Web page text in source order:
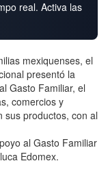
real. Activa las
mexiquenses, el
presentó la
Gasto Familiar, el
comercios y
sus productos, con al
al Gasto Familiar
Edomex.